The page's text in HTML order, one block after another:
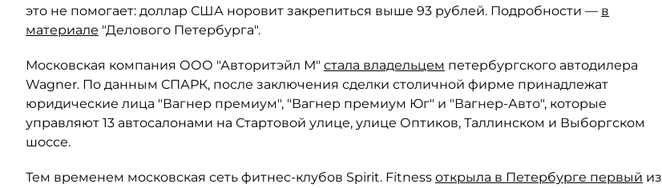
это не помогает: доллар США норовит закрепиться выше 93 рублей. Подробности — в
материале "Делового Петербурга".
Московская компания ООО "Авторитэйл М" стала владельцем петербургского автодилера
Wagner. По данным СПАРК, после заключения сделки столичной фирме принадлежат
юридические лица "Вагнер премиум", "Вагнер премиум Юг" и "Вагнер-Авто", которые
управляют 13 автосалонами на Стартовой улице, улице Оптиков, Таллинском и Выборгском
шоссе.
Тем временем московская сеть фитнес-клубов Spirit. Fitness открыла в Петербурге первый из